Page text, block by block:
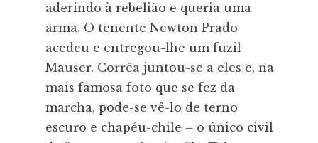
aderindo à rebelião e queria uma
arma. O tenente Newton Prado
acedeu e entregou-lhe um fuzil
Mauser. Corrêa juntou-se a eles e, na
mais famosa foto que se fez da
marcha, pode-se vê-lo de terno
escuro e chapéu-chile – o único civil